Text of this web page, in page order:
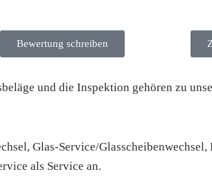
Bewertung schreiben
und die Inspektion gehören zu
Glas-Service/
als Service an.